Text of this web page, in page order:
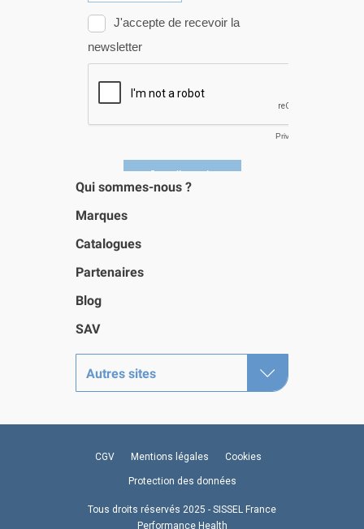
Qui sommes-nous ?
Marques
Catalogues
Partenaires
Blog
SAV
Autres sites
CGV Mentions légales Cookies
Protection des données
Tous droits réservés 2025 - SISSEL France
Performance Health